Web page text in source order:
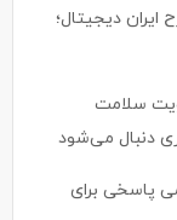
در طرح ایران دیجیتال؛
سلامت
دنبال می‌شود
پاسخی برای